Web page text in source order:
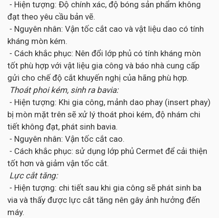
- Hiện tượng: Độ chính xác, độ bóng sản phẩm không
đạt theo yêu cầu bản vẽ.
- Nguyên nhân: Vận tốc cắt cao và vật liệu dao có tính
kháng mòn kém.
- Cách khắc phục: Nên đổi lớp phủ có tính kháng mòn
tốt phù hợp với vật liệu gia công và báo nhà cung cấp
gửi cho chế độ cắt khuyến nghị của hãng phù hợp.
Thoát phoi kém, sinh ra bavia:
- Hiện tượng: Khi gia công, mảnh dao phay (insert phay)
bị mòn mặt trên sẽ xử lý thoát phoi kém, độ nhám chi
tiết không đạt, phát sinh bavia.
- Nguyên nhân: Vận tốc cắt cao.
- Cách khắc phục: sử dụng lớp phủ Cermet để cải thiện
tốt hơn và giảm vận tốc cắt.
Lực cắt tăng:
- Hiện tượng: chi tiết sau khi gia công sẽ phát sinh ba
via và thấy được lực cắt tăng nên gây ảnh hưởng đến
máy.